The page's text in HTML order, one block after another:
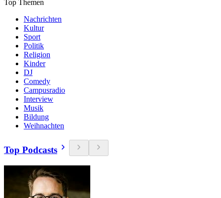
Top Themen
Nachrichten
Kultur
Sport
Politik
Religion
Kinder
DJ
Comedy
Campusradio
Interview
Musik
Bildung
Weihnachten
Top Podcasts